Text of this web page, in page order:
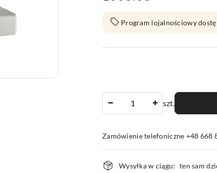
Program lojalnościowy
szt.
Zamówienie telefoniczne +48 668
Dostępność
Wysyłka w ciągu: ten sam